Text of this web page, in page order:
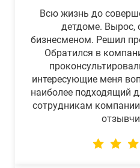
Всю жизнь до
детдоме. Вырос,
бизнесменом. Решил
Обратился в
интересующие меня
наиболее подходящий
сотрудникам